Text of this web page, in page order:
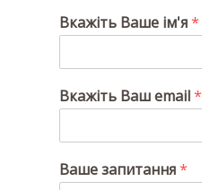
Вкажіть Ваше ім'я*
Вкажіть Ваш email*
Ваше запитання*